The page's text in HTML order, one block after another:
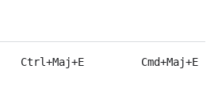
Ctrl+Maj+E Cmd+Maj+E